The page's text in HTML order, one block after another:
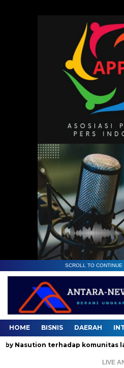
SCROLL TO CONTINUE
HOME BISNIS DAERAH
terhadap komunitas lari .
LIVE